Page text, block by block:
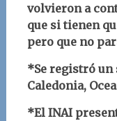
volvieron a
que si tienen
pero que no
*Se registró un
Caledonia,
*El INAI